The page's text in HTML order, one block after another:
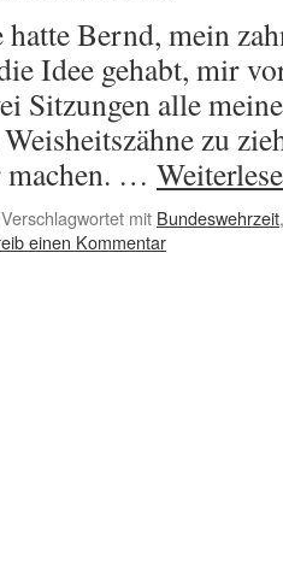
Bernd, mein
Idee gehabt, mir
Sitzungen alle
zu
machen. …
Verschlagwortet mit Bundeswehrzeit
einen Kommentar